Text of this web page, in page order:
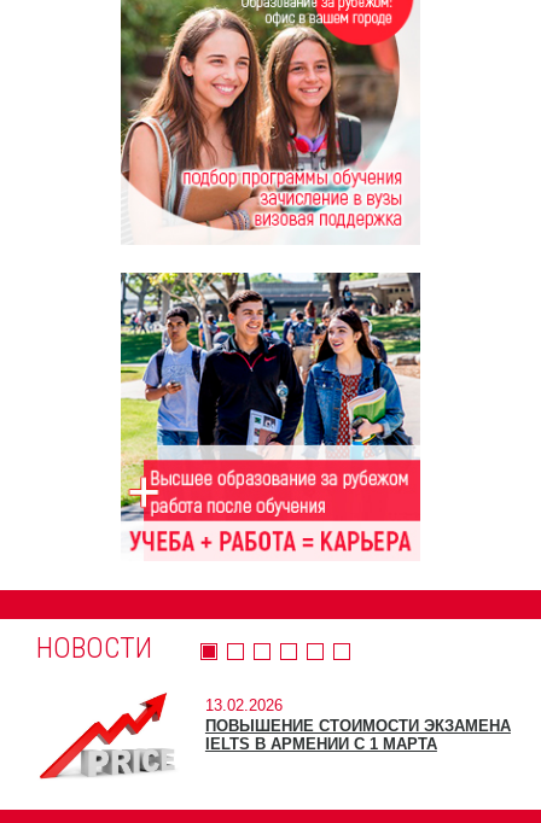
НОВОСТИ
13.02.2026
ПОВЫШЕНИЕ СТОИМОСТИ ЭКЗАМЕНА
IELTS В АРМЕНИИ С 1 МАРТА